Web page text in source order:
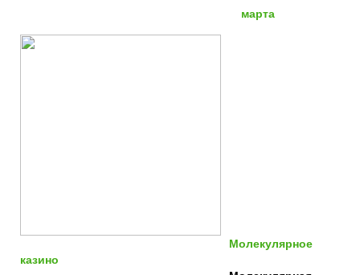
марта
Молекулярное
казино